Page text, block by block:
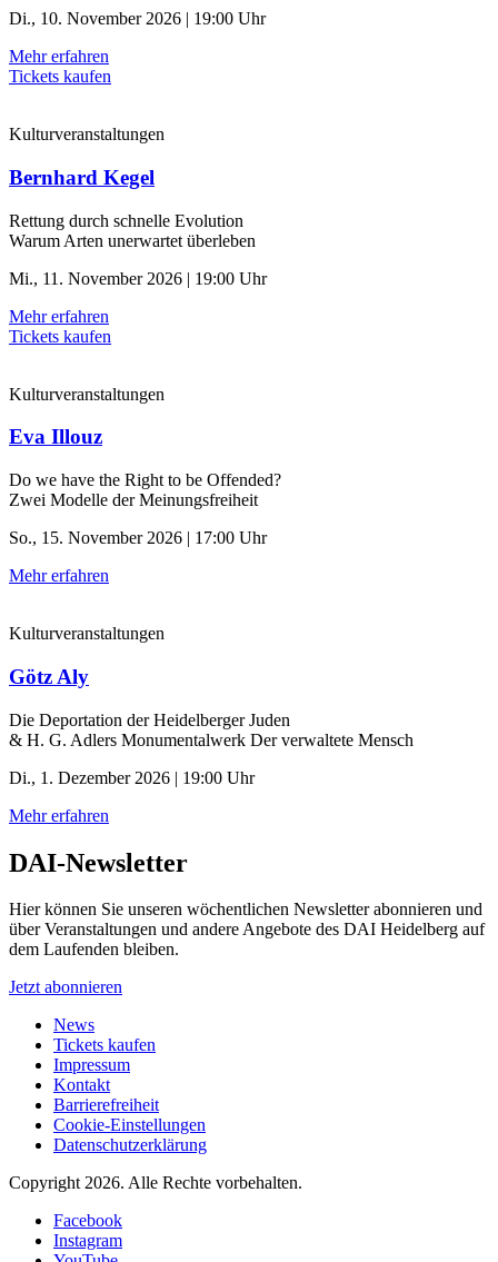
Di., 10. November 2026 | 19:00 Uhr
Mehr erfahren
Tickets kaufen
Kulturveranstaltungen
Bernhard Kegel
Rettung durch schnelle ­Evolution
Warum Arten unerwartet überleben
Mi., 11. November 2026 | 19:00 Uhr
Mehr erfahren
Tickets kaufen
Kulturveranstaltungen
Eva Illouz
Do we have the Right to be Offended?
Zwei Modelle der Meinungsfreiheit
So., 15. November 2026 | 17:00 Uhr
Mehr erfahren
Kulturveranstaltungen
Götz Aly
Die Deportation der ­Heidelberger Juden
& H. G. Adlers Monumentalwerk Der verwaltete Mensch
Di., 1. Dezember 2026 | 19:00 Uhr
Mehr erfahren
DAI-Newsletter
Hier können Sie unseren wöchentlichen Newsletter abonnieren und
über Veranstaltungen und andere Angebote des DAI Heidelberg auf
dem Laufenden bleiben.
Jetzt abonnieren
News
Tickets kaufen
Impressum
Kontakt
Barrierefreiheit
Cookie-Einstellungen
Datenschutzerklärung
Copyright 2026. Alle Rechte vorbehalten.
Facebook
Instagram